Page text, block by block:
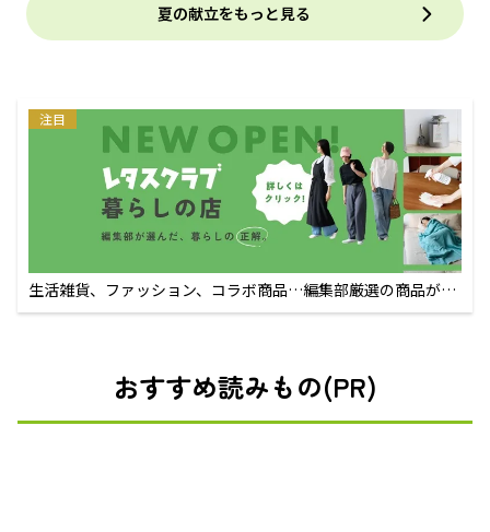
夏の献立をもっと見る
注目
生活雑貨、ファッション、コラボ商品…編集部厳選の商品が買
えるECサイト
おすすめ読みもの(PR)